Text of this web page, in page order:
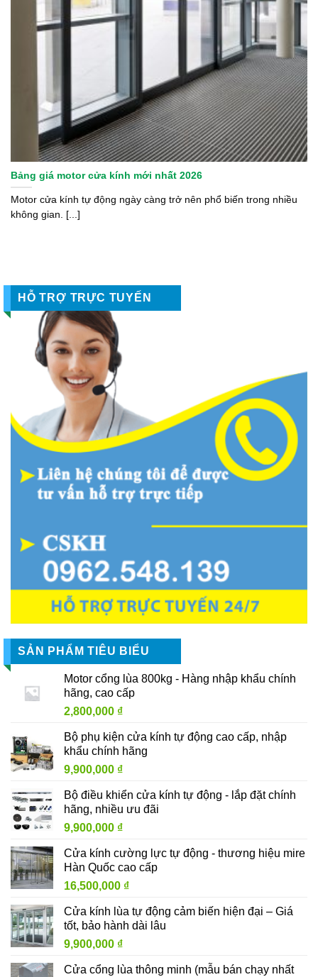
HỖ TRỢ TRỰC TUYẾN
SẢN PHẨM TIÊU BIỂU
Motor cổng lùa 800kg - Hàng nhập khẩu chính
hãng, cao cấp
2,800,000 ₫
Bộ phụ kiện cửa kính tự động cao cấp, nhập
khẩu chính hãng
9,900,000 ₫
Bộ điều khiển cửa kính tự động - lắp đặt chính
hãng, nhiều ưu đãi
9,900,000 ₫
Cửa kính cường lực tự động - thương hiệu mire
Hàn Quốc cao cấp
16,500,000 ₫
Cửa kính lùa tự động cảm biến hiện đại – Giá
tốt, bảo hành dài lâu
9,900,000 ₫
Cửa cổng lùa thông minh (mẫu bán chạy nhất
Bảng giá motor cửa kính mới nhất 2026
Motor cửa kính tự động ngày càng trở nên phổ biến trong nhiều
không gian. [...]